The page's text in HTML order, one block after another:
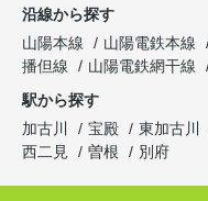
沿線から探す
山陽本線
山陽電鉄本線
播但線
山陽電鉄網干線
駅から探す
加古川
宝殿 東加古川
西二見
曽根 別府